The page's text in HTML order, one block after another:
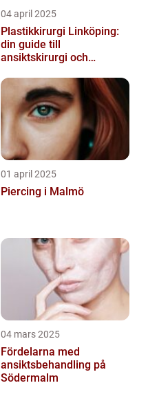
04 april 2025
Plastikkirurgi Linköping:
din guide till
ansiktskirurgi och
01 april 2025
Piercing i Malmö
04 mars 2025
Fördelarna med
ansiktsbehandling på
Södermalm